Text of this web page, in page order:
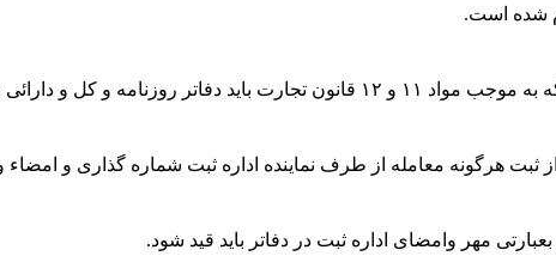
شده است.
۱۱ و ۱۲ قانون تجارت باید دفاتر روزنامه و کل و دارائی ،
ثبت هرگونه معامله از طرف نماینده اداره ثبت شماره گذاری و
مهر وامضای اداره ثبت در دفاتر باید قید شود.